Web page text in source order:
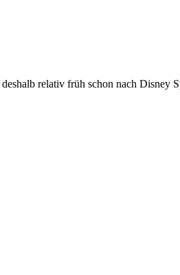
relativ früh schon nach Disney